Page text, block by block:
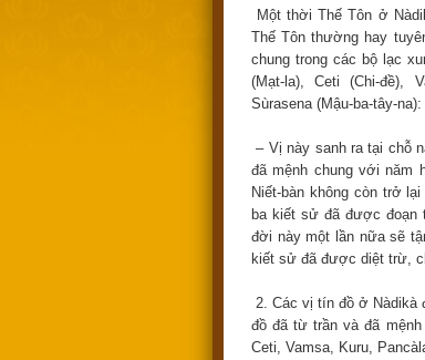
Một thời Thế Tôn ở
Thế Tôn thường hay
chung trong các bộ lạc
(Mạt-la), Ceti (Chi-đề),
Sùrasena (Mậu-ba-tây-na):
– Vị này sanh ra tại chỗ
đã mệnh chung với năm
Niết-bàn không còn trở
ba kiết sử đã được đoạn
đời này một lần nữa sẽ
kiết sử đã được diệt trừ,
2. Các vị tín đồ ở Nàdikà
đồ đã từ trần và đã
Ceti, Vamsa, Kuru,